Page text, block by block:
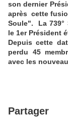
son dernier
après cette
Soule". La 739°
le 1er Président
Depuis cette
perdu 45
avec les
Partager